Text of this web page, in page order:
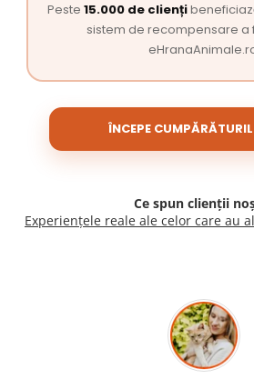
Peste 15.000 de clienți
sistem de recompensare a
ÎNCEPE
Ce spun clienții
Experiențele reale ale celor care au